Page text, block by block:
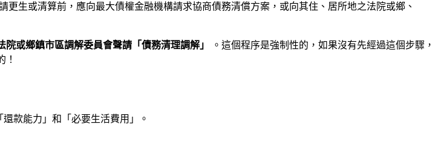
更生或清算前，應向最大債權金融機構請求協商債務清償方案，或向其住、居所地之法院或鄉、
院或鄉鎮市區調解委員會聲請「債務清理調解」
。這個程序是強制性的，如果沒有先經過這個步驟，
！
款能力」和「必要生活費用」。